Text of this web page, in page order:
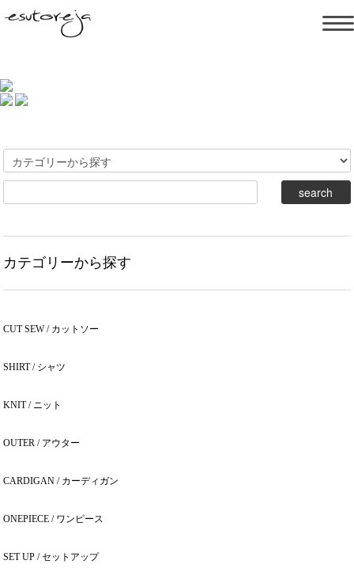
カテゴリーから探す
CUT SEW / カットソー
SHIRT / シャツ
KNIT / ニット
OUTER / アウター
CARDIGAN / カーディガン
ONEPIECE / ワンピース
SET UP / セットアップ